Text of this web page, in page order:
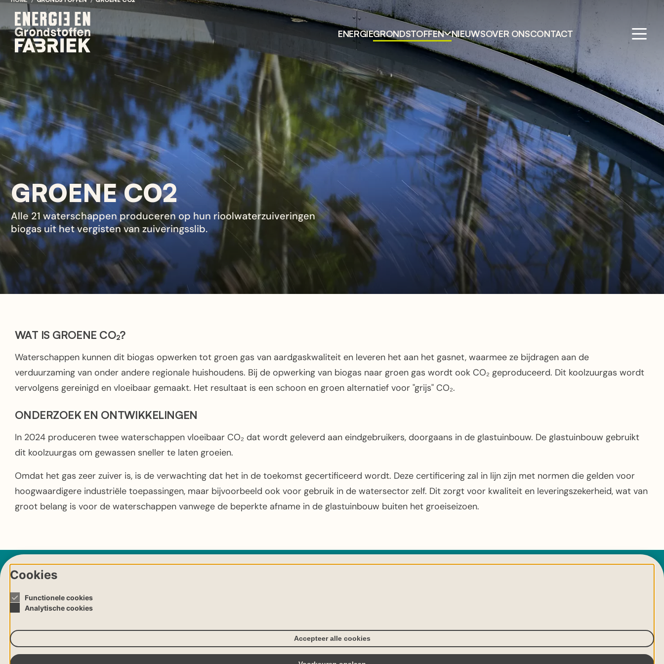
ENERGIEGRONDSTOFFEN NIEUWSOVER ONSCONTACT
GROENE CO2
Alle 21 waterschappen produceren op hun rioolwaterzuiveringen
biogas uit het vergisten van zuiveringsslib.
WAT IS GROENE CO₂?
Waterschappen kunnen dit biogas opwerken tot groen gas van aardgaskwaliteit en leveren het aan het gasnet, waarmee ze bijdragen aan de
verduurzaming van onder andere regionale huishoudens. Bij de opwerking van biogas naar groen gas wordt ook CO₂ geproduceerd. Dit koolzuurgas wordt
vervolgens gereinigd en vloeibaar gemaakt. Het resultaat is een schoon en groen alternatief voor "grijs" CO₂.
ONDERZOEK EN ONTWIKKELINGEN
In 2024 produceren twee waterschappen vloeibaar CO₂ dat wordt geleverd aan eindgebruikers, doorgaans in de glastuinbouw. De glastuinbouw gebruikt
dit koolzuurgas om gewassen sneller te laten groeien.
Omdat het gas zeer zuiver is, is de verwachting dat het in de toekomst gecertificeerd wordt. Deze certificering zal in lijn zijn met normen die gelden voor
hoogwaardigere industriële toepassingen, maar bijvoorbeeld ook voor gebruik in de watersector zelf. Dit zorgt voor kwaliteit en leveringszekerheid, wat van
groot belang is voor de waterschappen vanwege de beperkte afname in de glastuinbouw buiten het groeiseizoen.
meld je aan.
VOLG ONS ONLINE
Cookies
Functionele cookies
Analytische cookies
Accepteer alle cookies